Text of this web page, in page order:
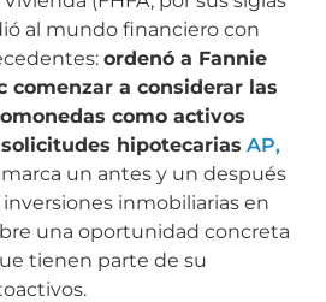
al mundo financiero con
ordenó a Fannie
comenzar a considerar las
como activos
hipotecarias AP,
un antes y un después
inmobiliarias en
una oportunidad concreta
tienen parte de su